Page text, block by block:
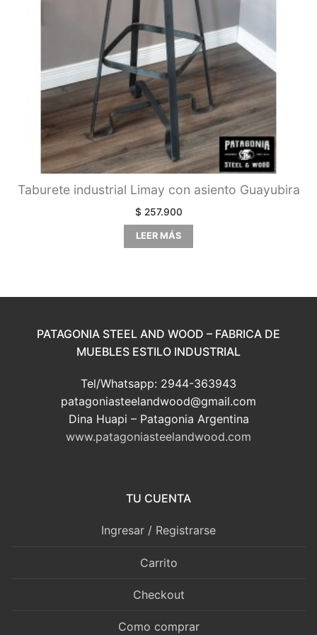
Taburete industrial Limay con asiento Guayubira
$ 257.900
LEER MÁS
PATAGONIA STEEL AND WOOD – FABRICA DE
MUEBLES ESTILO INDUSTRIAL
Tel/Whatsapp: 2944-363943
patagoniasteelandwood@gmail.com
Dina Huapi – Patagonia Argentina
www.patagoniasteelandwood.com
TU CUENTA
Ingresar / Registrarse
Carrito
Checkout
Como comprar